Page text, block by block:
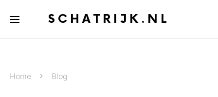
SCHATRIJK.NL
Home Blog